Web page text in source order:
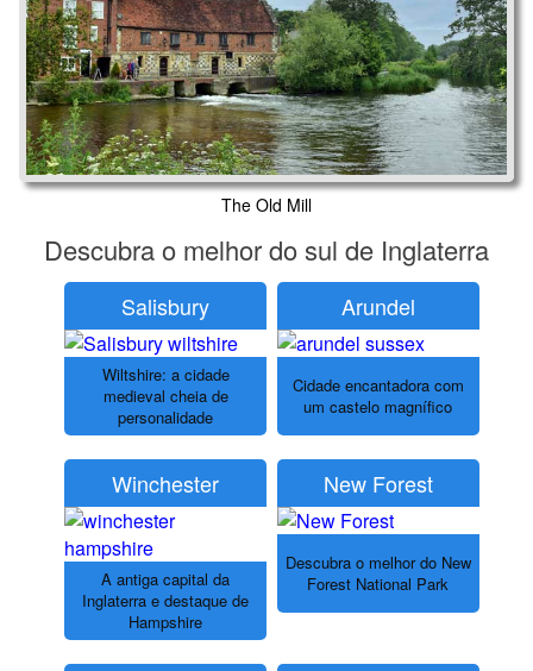
The Old Mill
Descubra o melhor do sul de Inglaterra
Salisbury
Wiltshire: a cidade
medieval cheia de
personalidade
Arundel
Cidade encantadora com
um castelo magnífico
Winchester
A antiga capital da
Inglaterra e destaque de
Hampshire
New Forest
Descubra o melhor do New
Forest National Park